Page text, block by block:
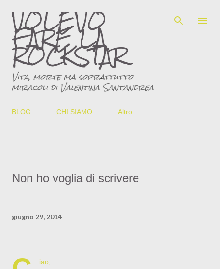
Passa ai contenuti principali
VOLEVO
FARE LA
ROCKSTAR
Vita, morte ma soprattutto
miracoli di Valentina Santandrea
BLOG CHI SIAMO Altro…
Non ho voglia di scrivere
giugno 29, 2014
iao,